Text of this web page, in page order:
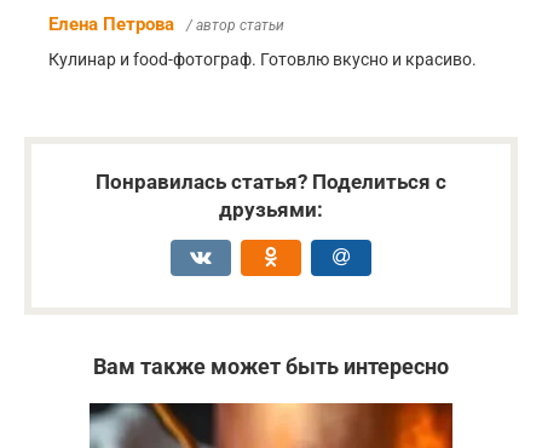
Елена Петрова / автор статьи
Кулинар и food-фотограф. Готовлю вкусно и красиво.
Понравилась статья? Поделиться с
друзьями:
Вам также может быть интересно